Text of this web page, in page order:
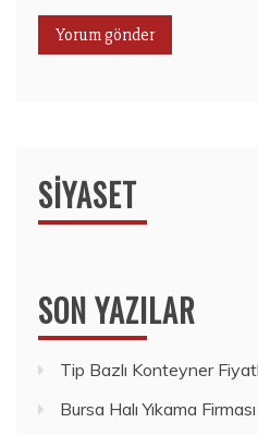
SIYASET
SON YAZILAR
Tip Bazlı Konteyner
Bursa Halı Yıkama Firması